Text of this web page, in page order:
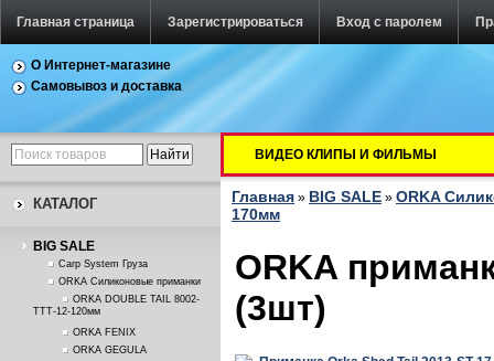
Главная страница Зарегистрироваться Вход с паролем
О Интернет-магазине
Самовывоз и доставка
КАТАЛОГ
BIG SALE
Carp System Груза
ORKA Силиконовые приманки
ORKA DOUBLE TAIL 8002-
TTT-12-120мм
ORKA FENIX
ORKA GEGULA
ВИДЕО КЛИПЫ И ФИЛЬМЫ
Главная » BIG SALE » ORKA
170мм
ORKA
(3шт)